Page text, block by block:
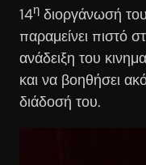
14η διοργάνωσή
παραμείνει πιστό
ανάδειξη του
και να βοηθήσει
διάδοσή του.